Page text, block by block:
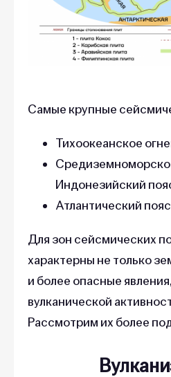
Самые крупные
Тихоокеанское
Индонезийский
Атлантический
Для зон сейсмических
характерны не только
и более опасные
вулканической
Рассмотрим их более